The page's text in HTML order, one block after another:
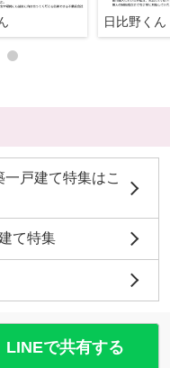
日比野くん
戸建て特集はこ
て特集
LINEで共有する